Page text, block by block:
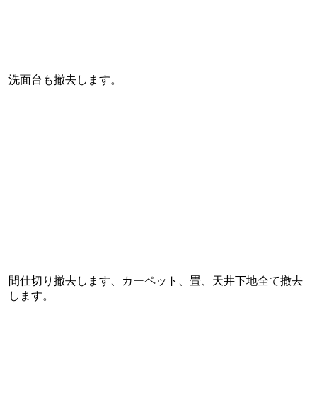
洗面台も撤去します。
間仕切り撤去します、カーペット、畳、天井下地全て撤去
します。